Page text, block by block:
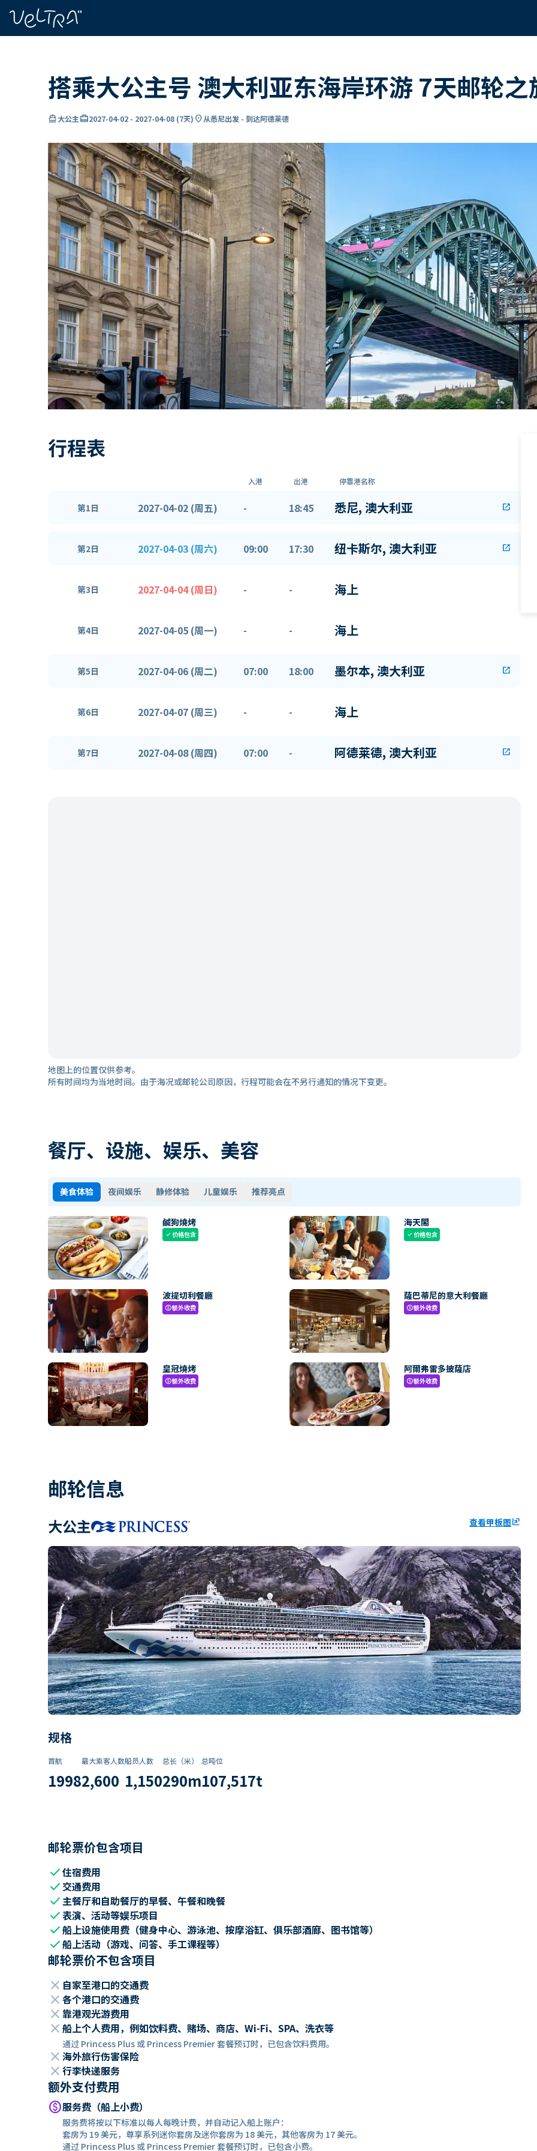
搭乘大公主号 澳大利亚东海岸环游 7天邮轮之
directions_boat大公主card_travel2027-04-02 - 2027-04-08 (7天) location_on从悉尼出发 - 到达阿德莱德
行程表
入港 出港 停靠港名称
第1日 2027-04-02 (周五) - 18:45 悉尼, 澳大利亚 open_in_new
第2日 2027-04-03 (周六) 09:00 17:30 纽卡斯尔, 澳大利亚 open_in_new
第3日 2027-04-04 (周日) - - 海上
第4日 2027-04-05 (周一) - - 海上
第5日 2027-04-06 (周二) 07:00 18:00 墨尔本, 澳大利亚 open_in_new
第6日 2027-04-07 (周三) - - 海上
第7日 2027-04-08 (周四) 07:00 - 阿德莱德, 澳大利亚 open_in_new
地图上的位置仅供参考。
所有时间均为当地时间。由于海况或邮轮公司原因，行程可能会在不另行通知的情况下变更。
餐厅、设施、娱乐、美容
美食体验 夜间娱乐 静修体验 儿童娱乐 推荐亮点
鹹狗燒烤
check价格包含
海天閣
check价格包含
波提切利餐廳
paid额外收费
薩巴蒂尼的意大利餐廳
paid额外收费
皇冠燒烤
paid额外收费
阿爾弗雷多披薩店
paid额外收费
邮轮信息
大公主 查看甲板图ungroup
规格
首航
1998
最大乘客人数
2,600
船员人数
1,150
总长（米）
290m
总吨位
107,517t
邮轮票价包含项目
check住宿费用
check 交通费用
check主餐厅和自助餐厅的早餐、午餐和晚餐
check表演、活动等娱乐项目
check船上设施使用费（健身中心、游泳池、按摩浴缸、俱乐部酒廊、图书馆等）
check船上活动（游戏、问答、手工课程等）
邮轮票价不包含项目
close 自家至港口的交通费
close 各个港口的交通费
close 靠港观光游费用
close 船上个人费用，例如饮料费、赌场、商店、Wi-Fi、SPA、洗衣等
通过 Princess Plus 或 Princess Premier 套餐预订时，已包含饮料费用。
close 海外旅行伤害保险
close 行李快递服务
额外支付费用
paid服务费（船上小费）
服务费将按以下标准以每人每晚计费，并自动记入船上账户：
套房为 19 美元，尊享系列迷你套房及迷你套房为 18 美元，其他客房为 17 美元。
通过 Princess Plus 或 Princess Premier 套餐预订时，已包含小费。